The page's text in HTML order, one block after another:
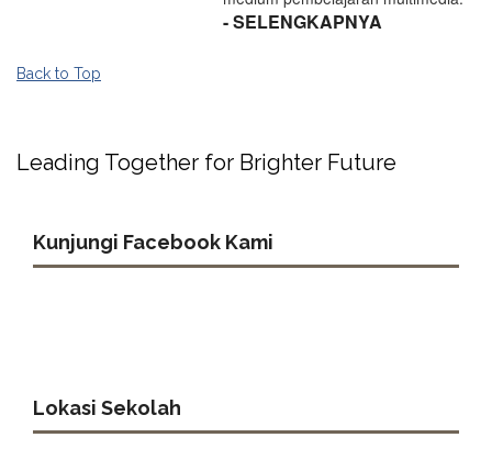
- SELENGKAPNYA
Back to Top
Leading Together for Brighter Future
Kunjungi Facebook Kami
Lokasi Sekolah